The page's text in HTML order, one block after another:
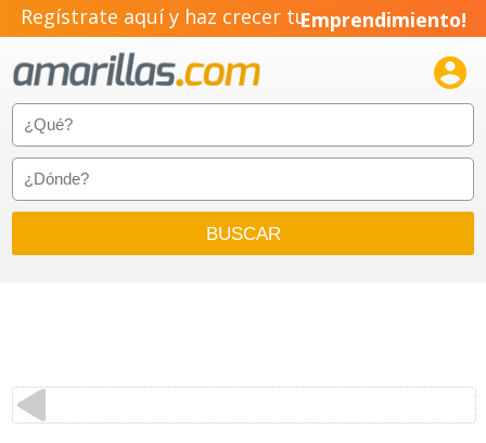
Regístrate aquí y haz crecer tuEmprendimiento!
